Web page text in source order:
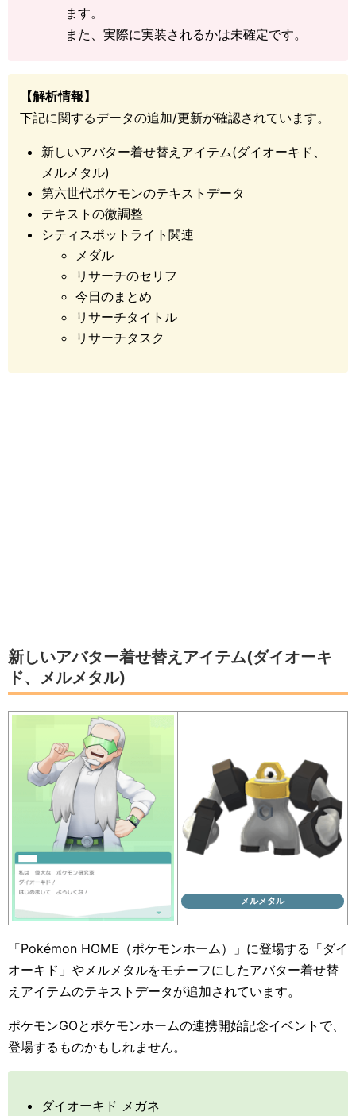
ます。
また、実際に実装されるかは未確定です。
【解析情報】
下記に関するデータの追加/更新が確認されています。
新しいアバター着せ替えアイテム(ダイオーキド、
メルメタル)
第六世代ポケモンのテキストデータ
テキストの微調整
シティスポットライト関連
メダル
リサーチのセリフ
今日のまとめ
リサーチタイトル
リサーチタスク
新しいアバター着せ替えアイテム(ダイオーキ
ド、メルメタル)
メルメタル
「Pokémon HOME（ポケモンホーム）」に登場する「ダイ
オーキド」やメルメタルをモチーフにしたアバター着せ替
えアイテムのテキストデータが追加されています。
ポケモンGOとポケモンホームの連携開始記念イベントで、
登場するものかもしれません。
ダイオーキド メガネ